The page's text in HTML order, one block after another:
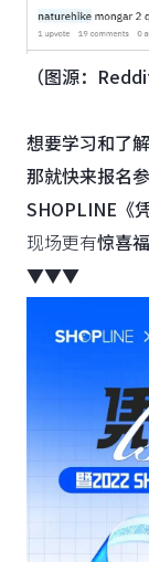
（图源：
想要学习和了
那就快来报名
SHOPLINE《
现场更有惊喜
▼▼▼